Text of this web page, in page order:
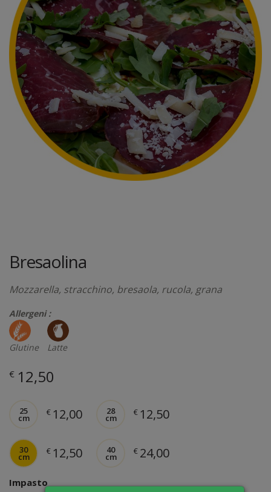
Bresaolina
Mozzarella, stracchino, bresaola, rucola, grana
Allergeni :
Glutine Latte
€ 12,50
25
cm
€ 12,00 28
cm
€ 12,50
30
cm
€ 12,50 40
cm
€ 24,00
Impasto